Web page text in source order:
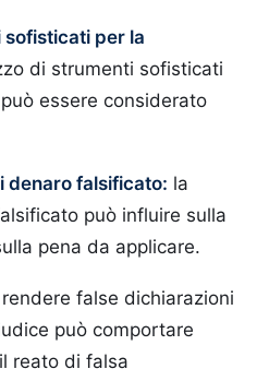
per la
di strumenti sofisticati
essere considerato
denaro falsificato: la
può influire sulla
pena da applicare.
rendere false dichiarazioni
può comportare
reato di falsa